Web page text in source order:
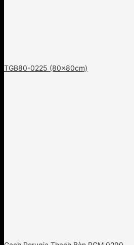
TGB80-0225 (80x80cm)